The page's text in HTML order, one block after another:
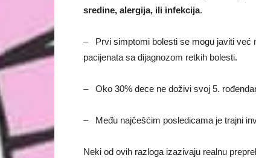
sredine, alergija, ili infekcija.
– Prvi simptomi bolesti se mogu javiti već
pacijenata sa dijagnozom retkih bolesti.
– Oko 30% dece ne doživi svoj 5.
– Među najčešćim posledicama je trajni
Neki od ovih razloga izazivaju realnu